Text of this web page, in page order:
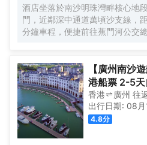
酒店坐落於南沙明珠灣畔核心地
門，近鄰深中通道萬頃沙支線，
分鐘車程，便捷前往蕉門河公交
券，可輕鬆前往南沙天后宮、南
環宇城購物中心等。 酒店共有
房及套房，詮釋現代經典與優雅
的探索與體驗。配備粵式風味的
人碼頭全日餐廳以及”雙重身份”
珍饈美饌。酒店擁有馬丁叔叔的
動物們互動亦或參與馬丁叔叔課
【廣州南沙
港船票 2-5
香港 廣州 往
出行日期: 08月
4.8分